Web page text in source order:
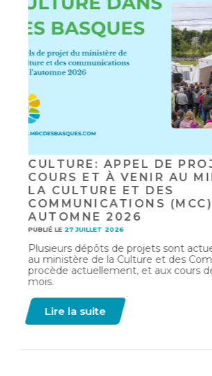
CULTURE: APPEL DE
COURS ET À VENIR AU
LA CULTURE ET DES
COMMUNICATIONS (MCC) –
AUTOMNE 2026
PUBLIÉ LE27 JUILLET 2026
Plusieurs dépôts de projets sont
au ministère de la Culture et des
procède actuellement, et aux cours
mois.
Lire la suite